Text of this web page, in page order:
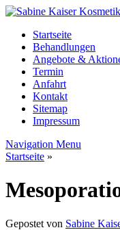
Startseite
Behandlungen
Angebote &
Termin
Anfahrt
Kontakt
Sitemap
Impressum
Navigation Menu
Startseite »
Gepostet von Sabine